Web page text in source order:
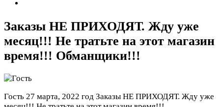
Заказы НЕ ПРИХОДЯТ. Жду уже
месяц!!! Не тратьте на этот магазин
время!!! Обманщики!!!
Гость 27 марта, 2022 год Заказы НЕ ПРИХОДЯТ. Жду уже